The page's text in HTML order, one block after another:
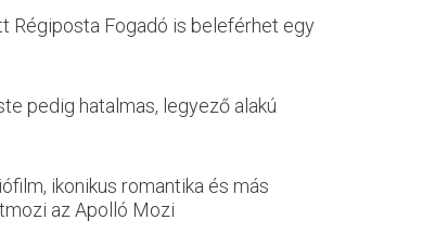
Régiposta Fogadó is beleférhet egy
pedig hatalmas, legyező alakú
ikonikus romantika és más
az Apolló Mozi